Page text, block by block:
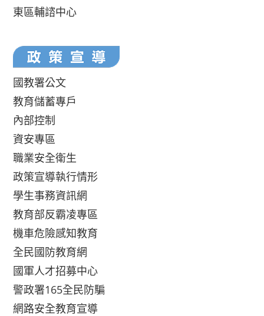
東區輔諮中心
國教署公文
教育儲蓄專戶
內部控制
資安專區
職業安全衛生
政策宣導執行情形
學生事務資訊網
教育部反霸凌專區
機車危險感知教育
全民國防教育網
國軍人才招募中心
警政署165全民防騙
網路安全教育宣導